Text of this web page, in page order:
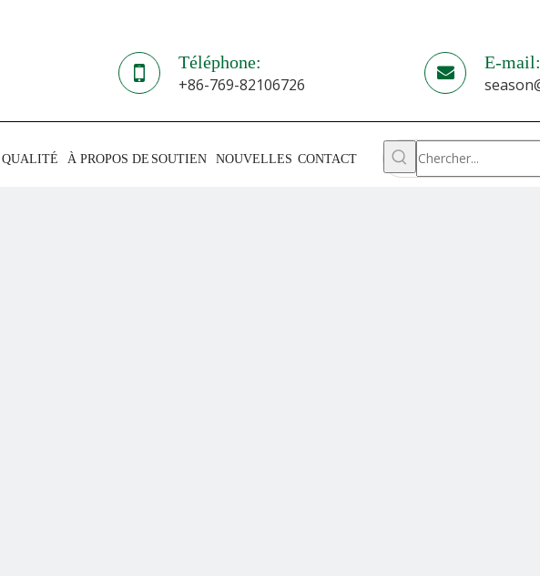
Téléphone:
+86-769-82106726
E-mail:
QUALITÉ À PROPOS DE SOUTIEN NOUVELLES CONTACT